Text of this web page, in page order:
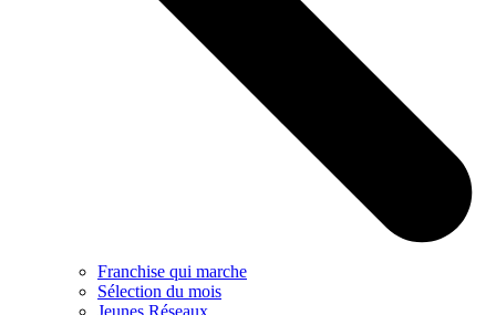
Franchise qui marche
Sélection du mois
Jeunes Réseaux